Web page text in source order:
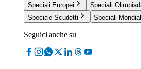
Speciali Europei
Speciali Olimpiadi
Speciale Scudetti
Speciali
Seguici anche su